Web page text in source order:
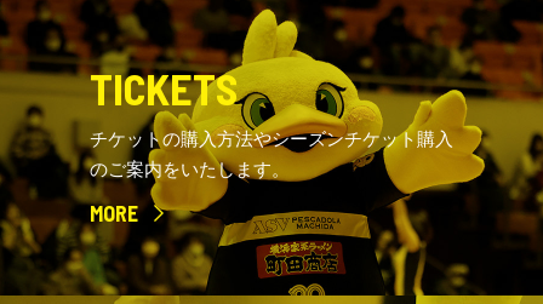
TICKETS
チケットの購入方法やシーズンチケット購入
のご案内をいたします。
MORE